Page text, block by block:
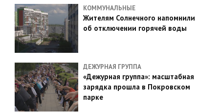
КОММУНАЛЬНЫЕ
Жителям Солнечного напомнили
об отключении горячей воды
ДЕЖУРНАЯ ГРУППА
«Дежурная группа»: масштабная
зарядка прошла в Покровском
парке